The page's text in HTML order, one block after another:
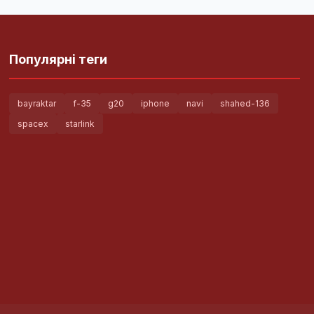
Популярні теги
bayraktar f-35 g20 iphone navi
shahed-136
spacex
starlink